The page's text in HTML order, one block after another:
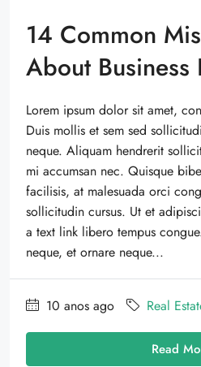
14 Common
About Business
Lorem ipsum dolor sit amet,
Duis mollis et sem sed
neque. Aliquam hendrerit
mi accumsan nec. Quisque
facilisis, at malesuada orci
sollicitudin cursus. Ut et
a text link libero tempus
neque, et ornare neque...
10 anos ago Real
Read